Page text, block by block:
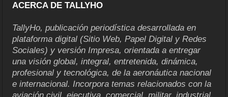
ACERCA DE TALLYHO
TallyHo, publicación periodística desarrollada en
plataforma digital (Sitio Web, Papel Digital y Redes
Sociales) y versión Impresa, orientada a entregar
una visión global, integral, entretenida, dinámica,
profesional y tecnológica, de la aeronáutica nacional
e internacional. Incorpora temas relacionados con la